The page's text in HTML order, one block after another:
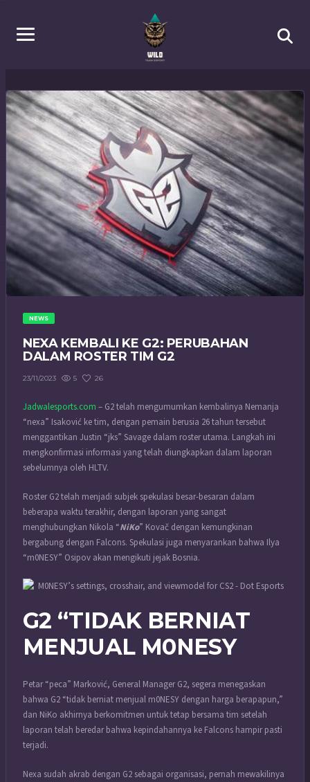
NEWS
NEXA KEMBALI KE G2: PERUBAHAN
DALAM ROSTER TIM G2
23/11/2023 5 26
Jadwalesports.com – G2 telah mengumumkan kembalinya Nemanja
“⁠nexa⁠” Isaković ke tim, dengan pemain berusia 26 tahun tersebut
menggantikan Justin “⁠jks⁠” Savage dalam roster utama. Langkah ini
mengkonfirmasi informasi yang telah diungkapkan dalam laporan
sebelumnya oleh HLTV.
Roster G2 telah menjadi subjek spekulasi besar-besaran dalam
beberapa waktu terakhir, dengan laporan yang sangat
menghubungkan Nikola “⁠NiKo⁠” Kovač dengan kemungkinan
bergabung dengan Falcons. Spekulasi juga menyarankan bahwa Ilya
“⁠m0NESY⁠” Osipov akan mengikuti jejak Bosnia.
G2 “TIDAK BERNIAT
MENJUAL M0NESY
Petar “⁠peca⁠” Marković, General Manager G2, segera menegaskan
bahwa G2 “tidak berniat menjual m0NESY dengan harga berapapun,”
dan NiKo akhirnya berkomitmen untuk tetap bersama tim setelah
laporan telah beredar bahwa kepindahannya ke Falcons hampir pasti
terjadi.
Nexa sudah akrab dengan G2 sebagai organisasi, pernah mewakilinya